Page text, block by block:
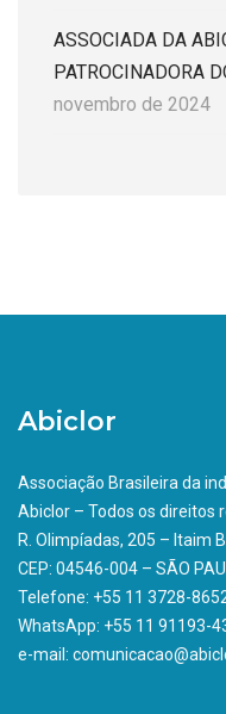
ASSOCIADA DA
PATROCINADORA
novembro de 2024
Abiclor
Associação Brasileira da
Abiclor – Todos os direitos
R. Olimpíadas, 205 – Itaim
CEP: 04546-004 – SÃO
Telefone: +55 11 3728-
WhatsApp: +55 11 91193-
e-mail: